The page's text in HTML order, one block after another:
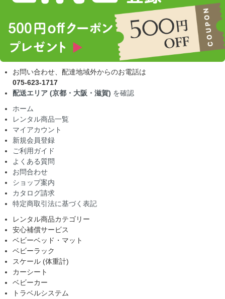
お問い合わせ、配達地域外からのお電話は
075-623-1717
配送エリア (京都・大阪・滋賀) を確認
ホーム
レンタル商品一覧
マイアカウント
新規会員登録
ご利用ガイド
よくある質問
お問合わせ
ショップ案内
カタログ請求
特定商取引法に基づく表記
レンタル商品カテゴリー
安心補償サービス
ベビーベッド・マット
ベビーラック
スケール (体重計)
カーシート
ベビーカー
トラベルシステム